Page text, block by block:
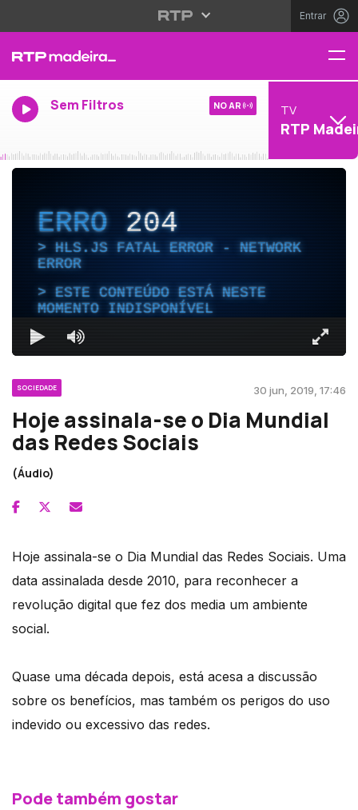
Entrar
Sem Filtros NO AR TV
RTP
ERRO204
HLS.JS FATAL ERROR - NETWORK
ERROR
ESTE CONTEÚDO ESTÁ NESTE
MOMENTO INDISPONÍVEL
SOCIEDADE 30 jun, 2019, 17:46
Hoje assinala-se o Dia Mundial
das Redes Sociais
(Áudio)
Hoje assinala-se o Dia Mundial das Redes Sociais. Uma
data assinalada desde 2010, para reconhecer a
revolução digital que fez dos media um ambiente
social.
Quase uma década depois, está acesa a discussão
sobre os benefícios, mas também os perigos do uso
indevido ou excessivo das redes.
Pode também gostar